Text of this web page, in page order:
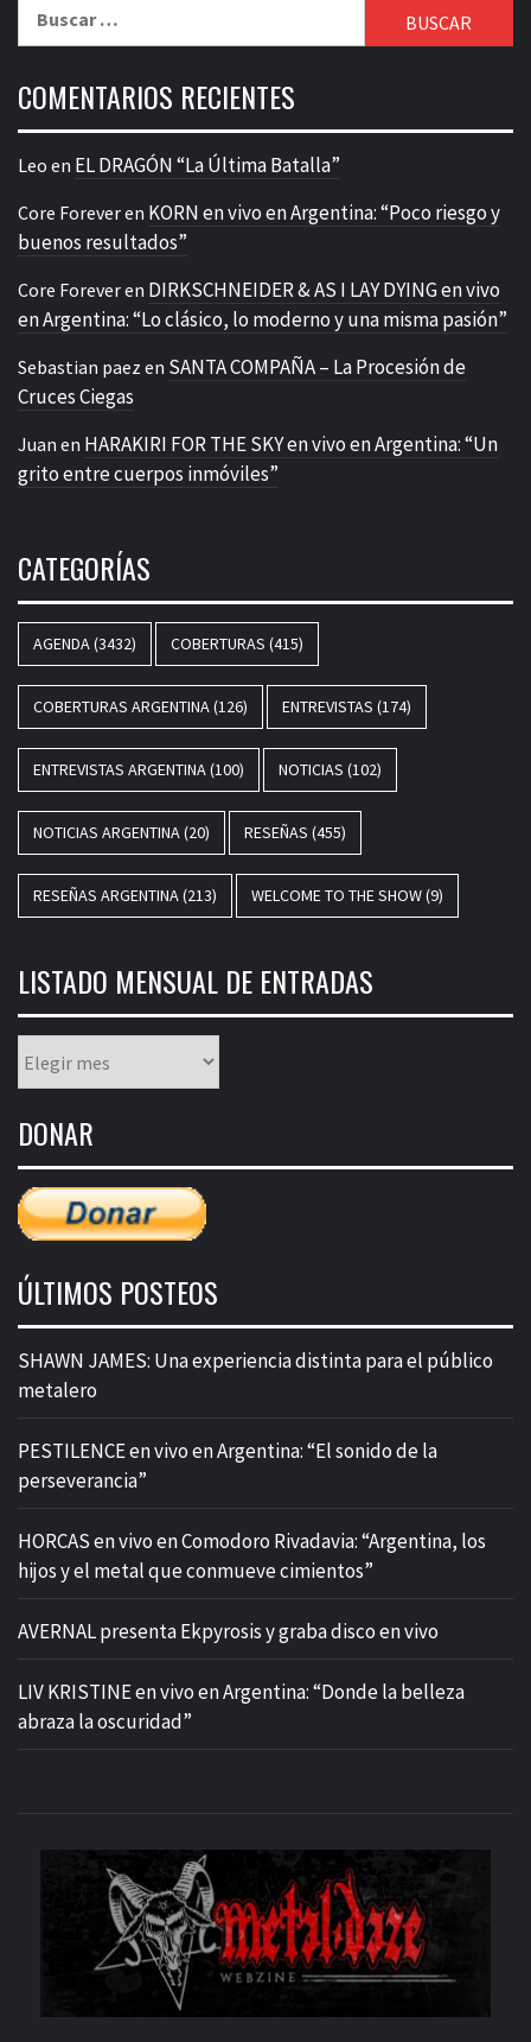
COMENTARIOS RECIENTES
Leo en EL DRAGÓN “La Última Batalla”
Core Foreveren KORN en vivo en Argentina: “Poco riesgo y
buenos resultados”
Core Foreveren DIRKSCHNEIDER & AS I LAY DYING en vivo
en Argentina: “Lo clásico, lo moderno y una misma pasión”
Sebastian paez en SANTA COMPAÑA – La Procesión de
Cruces Ciegas
Juan en HARAKIRI FOR THE SKY en vivo en Argentina: “Un
grito entre cuerpos inmóviles”
CATEGORÍAS
AGENDA(3432) COBERTURAS (415)
COBERTURAS ARGENTINA(126) ENTREVISTAS (174)
ENTREVISTAS ARGENTINA(100) NOTICIAS (102)
NOTICIAS ARGENTINA(20) RESEÑAS (455)
RESEÑAS ARGENTINA(213) WELCOME TO THE SHOW(9)
LISTADO MENSUAL DE ENTRADAS
mensual
entradas
DONAR
ÚLTIMOS POSTEOS
SHAWN JAMES: Una experiencia distinta para el público
metalero
PESTILENCE en vivo en Argentina: “El sonido de la
perseverancia”
HORCAS en vivo en Comodoro Rivadavia: “Argentina, los
hijos y el metal que conmueve cimientos”
AVERNAL presenta Ekpyrosis y graba disco en vivo
LIV KRISTINE en vivo en Argentina: “Donde la belleza
abraza la oscuridad”